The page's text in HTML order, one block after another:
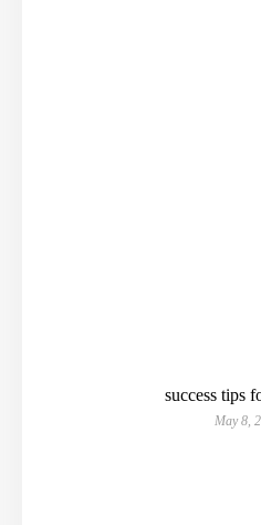
success tips
May 8,